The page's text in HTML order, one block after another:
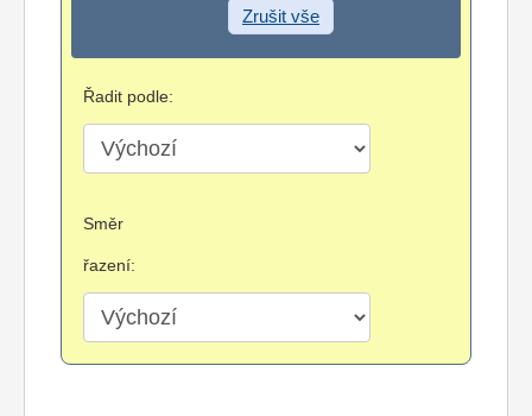
Zrušit vše
Řadit podle:
Směr
řazení: